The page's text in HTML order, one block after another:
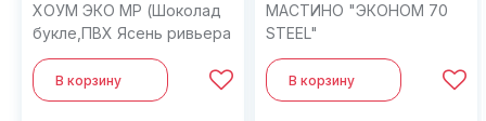
ХОУМ ЭКО MP (Шоколад
букле,ПВХ Ясень ривьера
крем)
В корзину
МАСТИНО "ЭКОНОМ 70
STEEL"
В корзину